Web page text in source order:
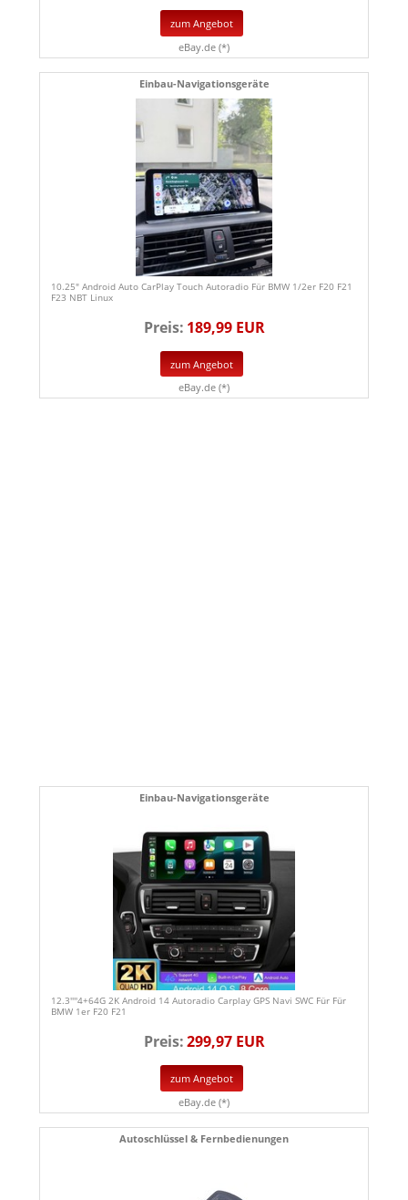
zum Angebot
eBay.de (*)
Einbau-Navigationsgeräte
10.25" Android Auto CarPlay Touch Autoradio Für BMW 1/2er F20 F21
F23 NBT Linux
Preis: 189,99 EUR
zum Angebot
eBay.de (*)
Einbau-Navigationsgeräte
12.3''''4+64G 2K Android 14 Autoradio Carplay GPS Navi SWC Für Für
BMW 1er F20 F21
Preis:299,97 EUR
zum Angebot
eBay.de (*)
Autoschlüssel & Fernbedienungen